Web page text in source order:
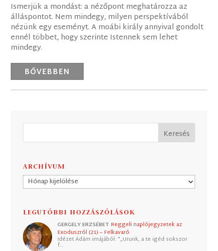
Ismerjük a mondást: a nézőpont meghatározza az
álláspontot. Nem mindegy, milyen perspektívából
nézünk egy eseményt. A moábi király annyival gondolt
ennél többet, hogy szerinte Istennek sem lehet
mindegy.
BŐVEBBEN
ARCHÍVUM
Archívum
LEGUTÓBBI HOZZÁSZÓLÁSOK
GERGELY ERZSÉBET Reggeli naplójegyzetek az
Exoduszról (21) – Felkavaró
Idézet Ádám imájából: "„Urunk, a te igéd sokszor
f…